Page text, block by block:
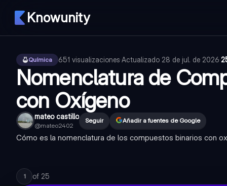
Knowunity
Química 651 visualizaciones·Actualizado 28 de jul. de 2026·
Nomenclatura de
con Oxígeno
mateo castillo
@mateo2402
Seguir Añadir a fuentes de Google
Cómo es la nomenclatura de los compuestos binarios con
1 of 25